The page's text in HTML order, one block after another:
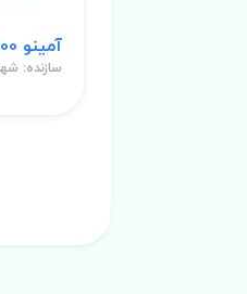
آمینو 2000 گرم پودر
سازنده: